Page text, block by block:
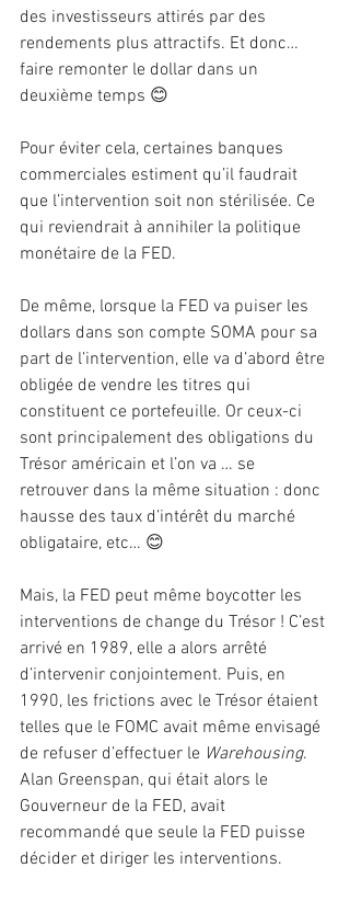
des investisseurs attirés par des
rendements plus attractifs. Et donc…
faire remonter le dollar dans un
deuxième temps 😊
Pour éviter cela, certaines banques
commerciales estiment qu’il faudrait
que l’intervention soit non stérilisée. Ce
qui reviendrait à annihiler la politique
monétaire de la FED.
De même, lorsque la FED va puiser les
dollars dans son compte SOMA pour sa
part de l’intervention, elle va d’abord être
obligée de vendre les titres qui
constituent ce portefeuille. Or ceux-ci
sont principalement des obligations du
Trésor américain et l’on va … se
retrouver dans la même situation : donc
hausse des taux d’intérêt du marché
obligataire, etc… 😊
Mais, la FED peut même boycotter les
interventions de change du Trésor ! C’est
arrivé en 1989, elle a alors arrêté
d’intervenir conjointement. Puis, en
1990, les frictions avec le Trésor étaient
telles que le FOMC avait même envisagé
de refuser d’effectuer le Warehousing.
Alan Greenspan, qui était alors le
Gouverneur de la FED, avait
recommandé que seule la FED puisse
décider et diriger les interventions.